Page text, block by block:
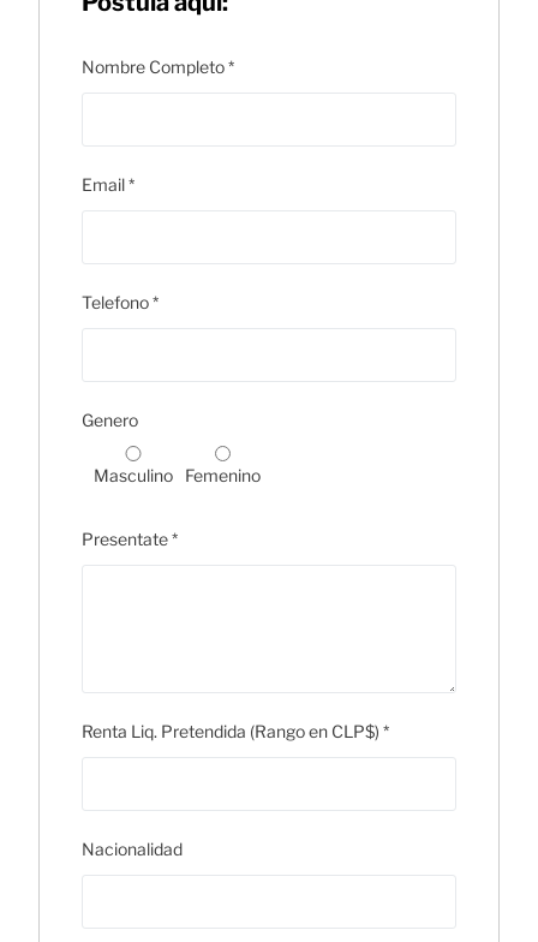
Nombre Completo*
Email*
Telefono*
Genero
Masculino Femenino
Presentate*
Renta Liq. Pretendida (Rango en CLP$)*
Nacionalidad